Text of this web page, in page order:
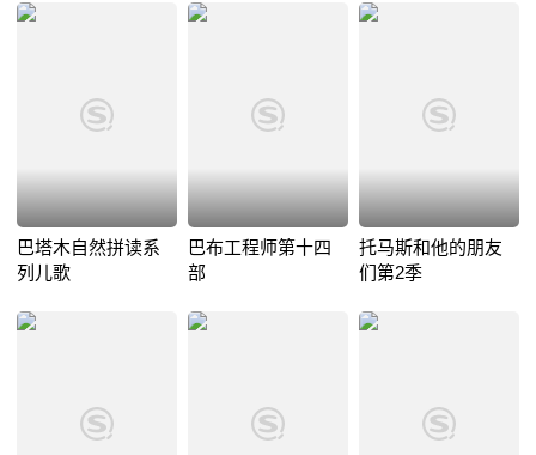
巴塔木自然拼读系
列儿歌
巴布工程师第十四
部
托马斯和他的朋友
们第2季